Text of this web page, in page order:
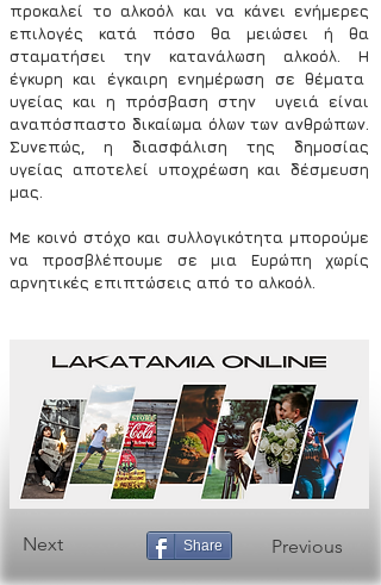
προκαλεί το αλκοόλ και να κάνει ενήμερες
επιλογές κατά πόσο θα μειώσει ή θα
σταματήσει την κατανάλωση αλκοόλ. Η
έγκυρη και έγκαιρη ενημέρωση σε θέματα
υγείας και η πρόσβαση στην  υγειά είναι
αναπόσπαστο δικαίωμα όλων των ανθρώπων.
Συνεπώς, η διασφάλιση της δημοσίας
υγείας αποτελεί υποχρέωση και δέσμευση
μας.
Με κοινό στόχο και συλλογικότητα μπορούμε
να προσβλέπουμε σε μια Ευρώπη χωρίς
αρνητικές επιπτώσεις από το αλκοόλ.
Next Share Previous